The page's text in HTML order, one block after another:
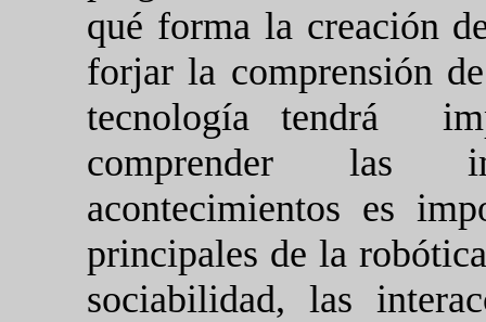
qué forma la creación
forjar la comprensión
tecnología tendrá
comprender las
acontecimientos es
principales de la
sociabilidad, las